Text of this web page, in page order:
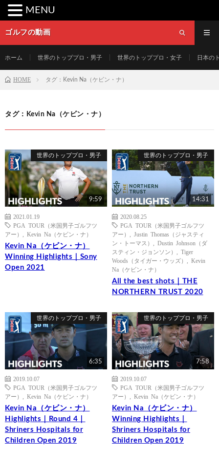
ゴルフの動画
ホーム 世界のトッププロ・男子 世界のトッププロ・女子 日本の
HOME タグ：Kevin Na（ケビン・ナ）
タグ：Kevin Na（ケビン・ナ）
世界のトッププロ・男子
9:59
2021.01.19
PGA TOUR（米国男子ゴルフツ
アー）
Kevin Na（ケビン・ナ）
Kevin Na（ケビン・ナ）
Winning Highlights｜Sony
Open 2021
世界のトッププロ・男子
14:31
2020.08.25
PGA TOUR（米国男子ゴルフツ
アー）
Justin Thomas（ジャスティ
ン・トーマス）
Dustin Johnson（ダ
スティン・ジョンソン）
Tiger
Woods（タイガー・ウッズ）
Kevin
Na（ケビン・ナ）
All the best shots｜THE
NORTHERN TRUST 2020
世界のトッププロ・男子
6:35
2019.10.07
PGA TOUR（米国男子ゴルフツ
アー）
Kevin Na（ケビン・ナ）
Kevin Na（ケビン・ナ）
Highlights｜Round 4｜
Shriners Hospitals for
Children Open 2019
世界のトッププロ・男子
7:58
2019.10.07
PGA TOUR（米国男子ゴルフツ
アー）
Kevin Na（ケビン・ナ）
Kevin Na（ケビン・ナ）
Winning Highlights｜
Shriners Hospitals for
Children Open 2019
MENU